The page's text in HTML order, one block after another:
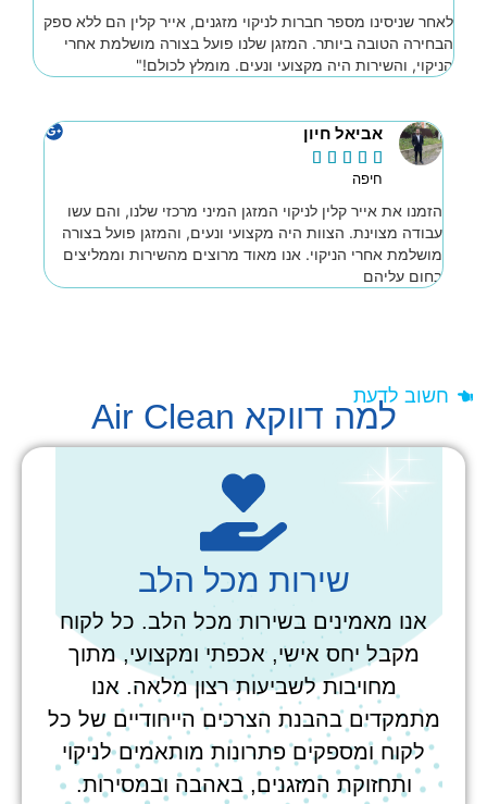
לאחר שניסינו מספר חברות לניקוי מזגנים, אייר קלין הם ללא ספק
הבחירה הטובה ביותר. המזגן שלנו פועל בצורה מושלמת אחרי
הניקוי, והשירות היה מקצועי ונעים. מומלץ לכולם!"
אביאל חיון





חיפה
הזמנו את אייר קלין לניקוי המזגן המיני מרכזי שלנו, והם עשו
עבודה מצוינת. הצוות היה מקצועי ונעים, והמזגן פועל בצורה
מושלמת אחרי הניקוי. אנו מאוד מרוצים מהשירות וממליצים
בחום עליהם
חשוב לדעת
למה דווקא Air Clean
שירות מכל הלב
אנו מאמינים בשירות מכל הלב. כל לקוח
מקבל יחס אישי, אכפתי ומקצועי, מתוך
מחויבות לשביעות רצון מלאה. אנו
מתמקדים בהבנת הצרכים הייחודיים של כל
לקוח ומספקים פתרונות מותאמים לניקוי
ותחזוקת המזגנים, באהבה ובמסירות.